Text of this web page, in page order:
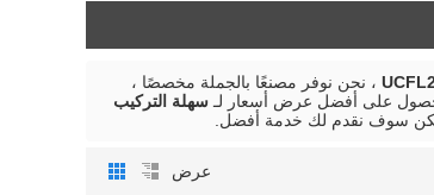
، نحن نوفر مصنعًا بالجملة مخصصًا ،
على أفضل عرض أسعار لـ سهلة التركيب
سوف نقدم لك خدمة أفضل.
عرض